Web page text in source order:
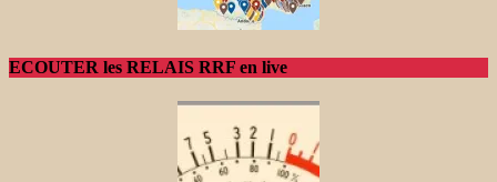
ECOUTER les RELAIS RRF en live